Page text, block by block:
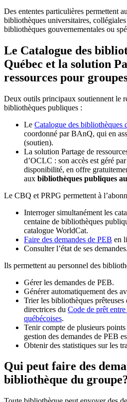
Des ententes particulières permettent
bibliothèques universitaires,
bibliothèques gouvernementales ou
Le Catalogue des
Québec et la solution
ressources pour
Deux outils principaux soutiennent le
bibliothèques publiques :
Le Catalogue des bibliothèques
coordonné par BAnQ, qui en
(soutien).
La solution Partage de
d’OCLC : son accès est géré
disponibilité, en offre
aux bibliothèques publiques
Le CBQ et PRPG permettent à
Interroger simultanément les
centaine de bibliothèques
catalogue WorldCat.
Faire des demandes de PEB en
Consulter l’état de ses demandes.
Ils permettent au personnel des
Gérer les demandes de PEB.
Générer automatiquement des
Trier les bibliothèques
directrices du Code de prêt
québécoises.
Tenir compte de plusieurs
gestion des demandes de PEB
Obtenir des statistiques sur les
Qui peut faire des
bibliothèque du